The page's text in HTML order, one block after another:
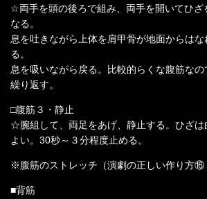
☆両手を頭の後ろで組み、両手を開いてひざ
なる。
息を吐きながら上体を肩甲骨が地面からは
る。
息を吸いながら戻る。比較的らくな腹筋な
繰り返す。
□腹筋３・静止
☆腕組して、両足をあげ、静止する。ひざは
よい。30秒～３分程度止める。
※腹筋のストレッチ（演劇の正しい作り方⑯
■背筋